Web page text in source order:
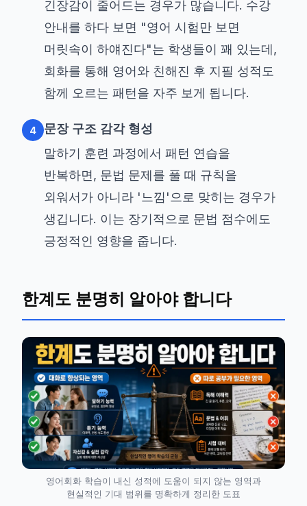
긴장감이 줄어드는 경우가 많습니다. 수강
안내를 하다 보면 "영어 시험만 보면
머릿속이 하얘진다"는 학생들이 꽤 있는데,
회화를 통해 영어와 친해진 후 지필 성적도
함께 오르는 패턴을 자주 보게 됩니다.
4
문장 구조 감각 형성
말하기 훈련 과정에서 패턴 연습을
반복하면, 문법 문제를 풀 때 규칙을
외워서가 아니라 '느낌'으로 맞히는 경우가
생깁니다. 이는 장기적으로 문법 점수에도
긍정적인 영향을 줍니다.
한계도 분명히 알아야 합니다
영어회화 학습이 내신 성적에 도움이 되지 않는 영역과
현실적인 기대 범위를 명확하게 정리한 도표